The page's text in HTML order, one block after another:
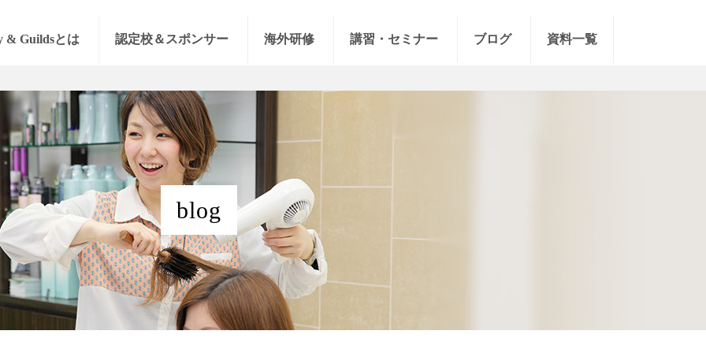
& Guildsとは 認定校＆スポンサー 海外研修 講習・セミナー ブログ 資料一覧
blog